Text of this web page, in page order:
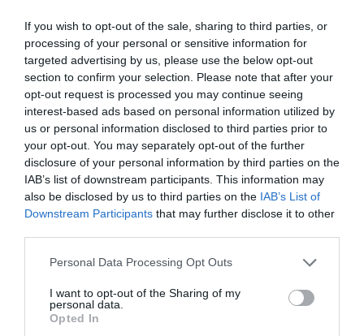
If you wish to opt-out of the sale, sharing to third parties, or
processing of your personal or sensitive information for
targeted advertising by us, please use the below opt-out
section to confirm your selection. Please note that after your
opt-out request is processed you may continue seeing
interest-based ads based on personal information utilized by
us or personal information disclosed to third parties prior to
your opt-out. You may separately opt-out of the further
disclosure of your personal information by third parties on the
IAB’s list of downstream participants. This information may
also be disclosed by us to third parties on the IAB’s List of
Downstream Participants that may further disclose it to other
Please note that this website/app uses one or more Google
not limited to your visit or usage behaviour. You may click to
grant or deny consent to Google and its third-party tags to
use your data for below specified purposes in below Google
Personal Data Processing Opt Outs
I want to opt-out of the Sharing of my
personal data.
Opted In
07.08.2026 | 20:02
Ο Γιάννης Αλαφούζος «τέλειωσε» τον
Κωνσταντίνο Ζούλα από τον ΣΚΑΪ – Ο λόγος της